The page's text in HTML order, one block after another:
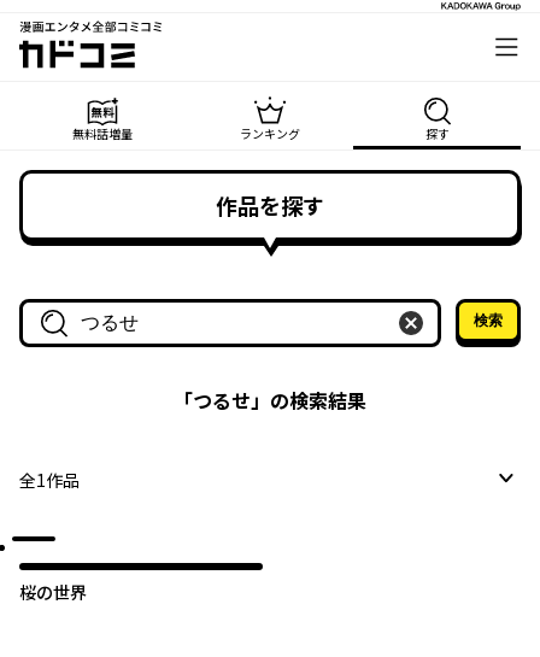
漫画エンタメ全部コミコミ
カドコミ
無料話増量 ランキング 探す
作品を探す
作品名・作家名で探す
検索
「つるせ」の検索結果
全1作品
桜の世界